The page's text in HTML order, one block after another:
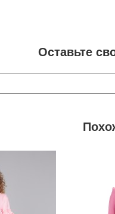
Оставьте